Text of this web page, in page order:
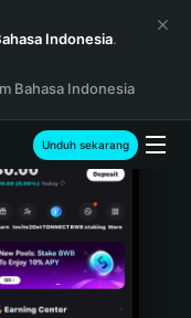
Indonesia.
Bahasa Indonesia
Unduh sekarang